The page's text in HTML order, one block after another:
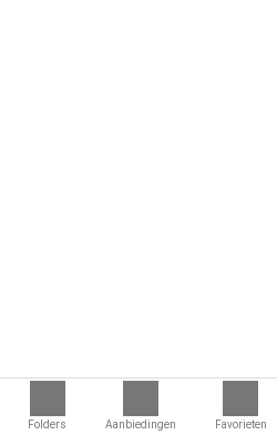
Folders Aanbiedingen Favorieten